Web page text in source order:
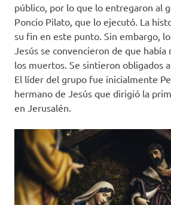
público, por lo que lo entregaron al
Poncio Pilato, que lo ejecutó. La
su fin en este punto. Sin embargo,
Jesús se convencieron de que
los muertos. Se sintieron obligados
El líder del grupo fue inicialmente
hermano de Jesús que dirigió la
en Jerusalén.